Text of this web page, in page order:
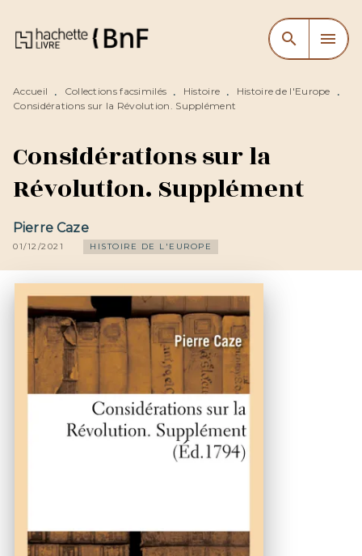
MENU RECHERCHE
CONTENU
search menu
Accueil • Collections facsimilés • Histoire • Histoire de l'Europe
•
Considérations sur la Révolution. Supplément
Considérations sur la
Révolution. Supplément
Pierre Caze
01/12/2021 HISTOIRE DE L'EUROPE